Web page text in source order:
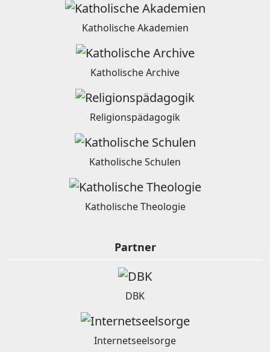
Katholische Akademien
Katholische Archive
Religionspädagogik
Katholische Schulen
Katholische Theologie
Partner
DBK
Internetseelsorge